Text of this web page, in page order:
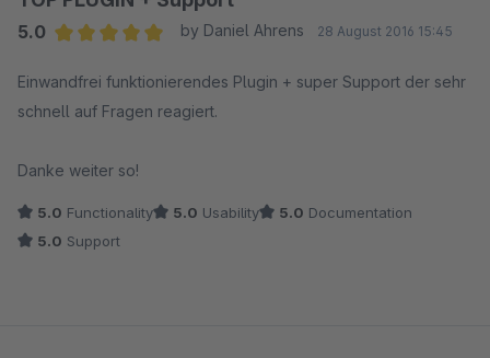
5.0
by Daniel Ahrens 28 August 2016 15:45
Einwandfrei funktionierendes Plugin + super Support der sehr
schnell auf Fragen reagiert.
Danke weiter so!
5.0 Functionality 5.0 Usability 5.0 Documentation
5.0 Support